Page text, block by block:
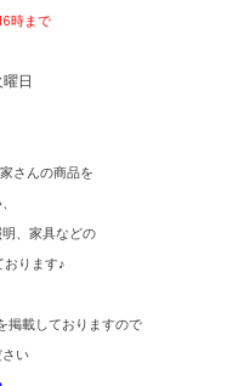
時まで
日
さんの商品を
、家具などの
おります♪
掲載しておりますので
さい